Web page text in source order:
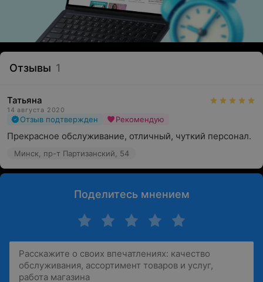
Отзывы 1
Татьяна
14 августа 2020
Отзыв подтвержден Рекомендую
Прекрасное обслуживание, отличный, чуткий персонал.
Минск, пр-т Партизанский, 54
Поделитесь мнением